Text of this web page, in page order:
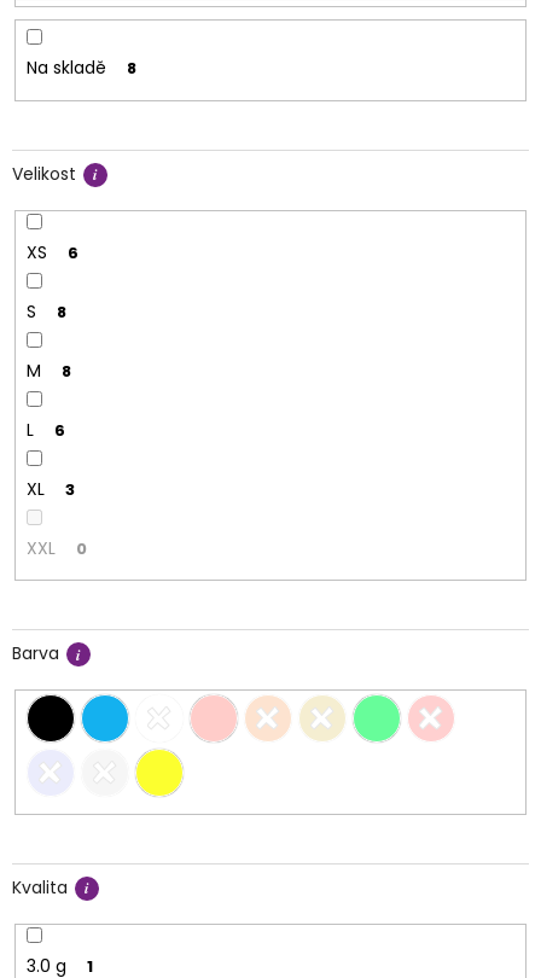
Na skladě 8
Velikost
XS 6
S 8
M 8
L 6
XL 3
XXL 0
Barva
Kvalita
3.0 g 1